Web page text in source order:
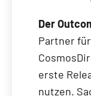
Der
Partner
erste
nutzen.